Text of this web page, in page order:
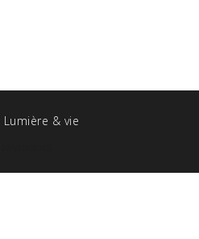
Lumière & vie